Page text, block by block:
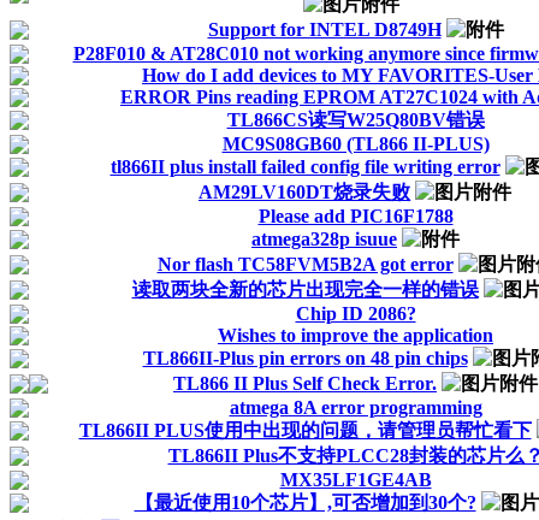
Support for INTEL D8749H
P28F010 & AT28C010 not working anymore since
How do I add devices to MY FAVORITES-User
ERROR Pins reading EPROM AT27C1024 with
TL866CS读写W25Q80BV错误
MC9S08GB60 (TL866 II-PLUS)
tl866II plus install failed config file writing error
AM29LV160DT烧录失败
Please add PIC16F1788
atmega328p isuue
Nor flash TC58FVM5B2A got error
读取两块全新的芯片出现完全一样的错误
Chip ID 2086?
Wishes to improve the application
TL866II-Plus pin errors on 48 pin chips
TL866 II Plus Self Check Error.
atmega 8A error programming
TL866II PLUS使用中出现的问题，请管理员帮忙看下
TL866II Plus不支持PLCC28封装的芯片么
MX35LF1GE4AB
【最近使用10个芯片】,可否增加到30个?